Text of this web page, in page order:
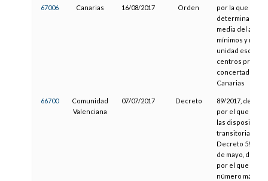
67006 Canarias 16/08/2017 Orden
por la que se
determina la
media del
mínimos y
unidad escolar,
centros
concertados de
Canarias
66700
Comunidad
Valenciana
07/07/2017 Decreto
89/2017, del
por el que se
las
transitorias del
Decreto 59/
de mayo, del
por el que se
número máximo